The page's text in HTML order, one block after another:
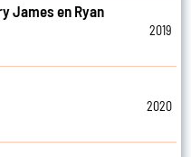
James en Ryan
2019
2020